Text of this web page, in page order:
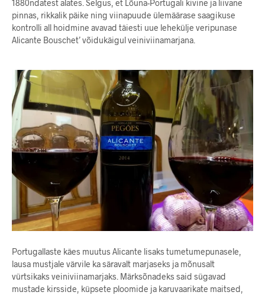
1880ndatest alates. Selgus, et Lõuna-Portugali kivine ja liivane
pinnas, rikkalik päike ning viinapuude ülemäärase saagikuse
kontrolli all hoidmine avavad täiesti uue lehekülje veripunase
Alicante Bouschet’ võidukäigul veiniviinamarjana.
Portugallaste käes muutus Alicante lisaks tumetumepunasele,
lausa mustjale värvile ka säravalt marjaseks ja mõnusalt
vürtsikaks veiniviinamarjaks. Märksõnadeks said sügavad
mustade kirsside, küpsete ploomide ja karuvaarikate maitsed,